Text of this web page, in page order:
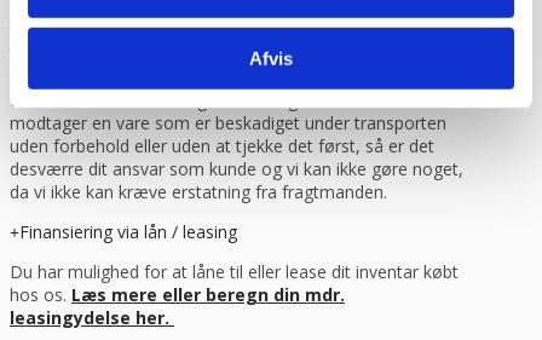
Afvis
tilføjet “modtaget under forbehold”. Det betyder at du har
taget forbehold for eventuelle skader du måtte have set
får du varen udleveret og du kan ringe til os. Hvis du
modtager en vare som er beskadiget under transporten
uden forbehold eller uden at tjekke det først, så er det
desværre dit ansvar som kunde og vi kan ikke gøre noget,
da vi ikke kan kræve erstatning fra fragtmanden.
Finansiering via lån / leasing
Du har mulighed for at låne til eller lease dit inventar købt
hos os. Læs mere eller beregn din mdr.
leasingydelse her.